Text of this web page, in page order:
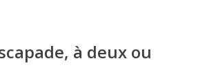
à deux ou